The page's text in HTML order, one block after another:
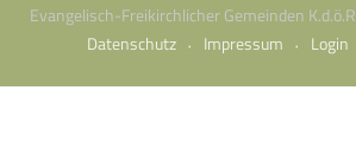
Evangelisch-Freikirchlicher Gemeinden
Datenschutz
Impressum Login